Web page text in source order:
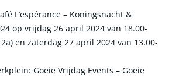
L’espérance – Koningsnacht &
op vrijdag 26 april 2024 van 18.00-
en zaterdag 27 april 2024 van 13.00-
Goeie Vrijdag Events – Goeie